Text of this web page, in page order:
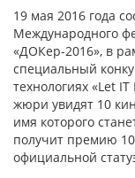
19 мая 2016 года
Международного
«ДОКер-2016», в
специальный
технологиях «Let
жюри увидят 10
имя которого
получит премию
официальной